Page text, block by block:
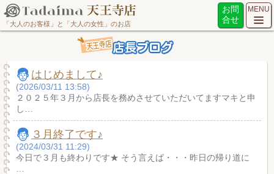
「大人のお客様」と「大人の女性」のお店
お問
合せ
MENU
はじめまして♪
(2026/03/11 13:58)
２０２５年３月から店長を務めさせていただいてますマキと申
し…
３月終了です♪
(2024/03/31 11:29)
今日で３月も終わりです★ そう言えば・・・昨日の帰り道に